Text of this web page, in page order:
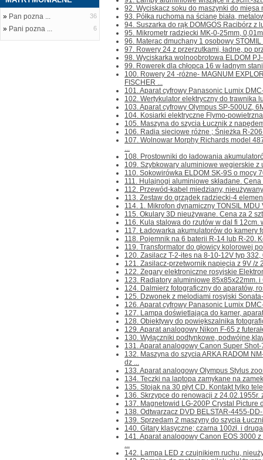
» Pan pozna ... 36
» Pani pozna ... 6
92. Wyciskacz soku do maszynki do mięsa
93. Półka ruchoma na ścianę biała,
94. Suszarka do rąk DOMGOS Racibórz z
95. Mikrometr radziecki MK-0-25mm,
96. Materac dmuchany 1 osobowy
97. Rowery 24 z przerzutkami, ładne, po
98. Wyciskarka wolnoobrotowa ELDOM
99. Rowerek dla chłopca 16 w ładnym
100. Rowery 24 -różne- MAGNUM
FISCHER ...
101. Aparat cyfrowy Panasonic Lumix
102. Wertykulator elektryczny do trawnika
103. Aparat cyfrowy Olympus SP-500UZ,
104. Kosiarki elektryczne Flymo-
105. Maszyna do szycia Łucznik z
106. Radia sieciowe różne ; Śnieżka R-
107. Wolnowar Morphy Richards model
...
108. Prostowniki do ładowania
109. Szybkowary aluminiowe węgierskie z
110. Sokowirówka ELDOM SK-9S o mocy
111. Hulajnogi aluminiowe składane.
112. Przewód-kabel miedziany,
113. Zestaw do grządek radziecki-4
114. 1. Mikrofon dynamiczny TONSIL
115. Okulary 3D nieużywane. Cena za 2
116. Kula stalowa do rzutów w dal fi 12cm.
117. Ładowarka akumulatorów do kamery
118. Pojemnik na 6 baterii R-14 lub R-20.
119. Transformator do głowicy kolorowej
120. Zasilacz T-2-ites na 8-10-12V typ 332,
121. Zasilacz-przetwornik napięcia z 9V /z
122. Zegary elektroniczne rosyjskie
123. Radiatory aluminiowe 85x85x22mm.
124. Dalmierz fotograficzny do aparatów,
125. Dzwonek z melodiami rosyjski
126. Aparat cyfrowy Panasonic Lumix
127. Lampa doświetlająca do kamer,
128. Obiektywy do powiększalnika
129. Aparat analogowy Nikon F-65 z
130. Wyłączniki podtynkowe,
131. Aparat analogowy Canon Super
132. Maszyna do szycia ARKA RADOM
dz ...
133. Aparat analogowy Olympus Stylus
134. Teczki na laptopa zamykane na
135. Stojak na 30 płyt CD. Kontakt tylko
136. Skrzypce do renowacji z 24.02.1955r.
137. Magnetowid LG-200P Crystal Picture
138. Odtwarzacz DVD BELSTAR-4455-
139. Sprzedam 2 maszyny do szycia
140. Gitary klasyczne; czarna 100zł. i
141. Aparat analogowy Canon EOS 3000
...
142. Lampa LED z czujnikiem ruchu,